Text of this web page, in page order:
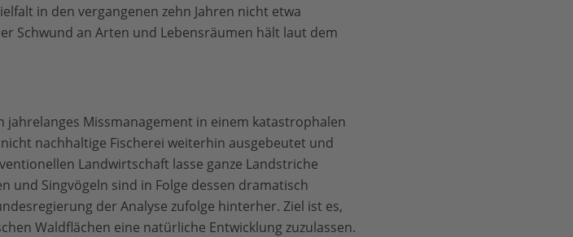
in den vergangenen zehn Jahren nicht etwa
Schwund an Arten und Lebensräumen hält laut dem
Missmanagement in einem katastrophalen
nachhaltige Fischerei weiterhin ausgebeutet und
Landwirtschaft lasse ganze Landstriche
und Singvögeln sind in Folge dessen dramatisch
der Analyse zufolge hinterher. Ziel ist es,
Waldflächen eine natürliche Entwicklung zuzulassen.